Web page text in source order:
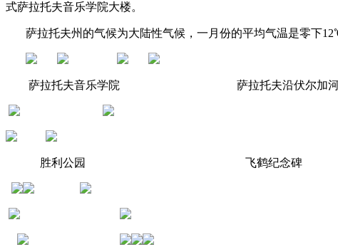
式萨拉托夫音乐学院大楼。
萨拉托夫州的气候为大陆性气候，一月份的平均气温是零下
萨拉托夫音乐学院 萨拉托夫沿伏尔加河
胜利公园 飞鹤纪念碑